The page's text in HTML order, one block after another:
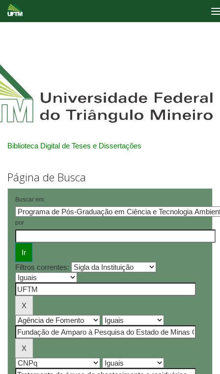
Biblioteca Digital de Teses e Dissertações
Página de Busca
Buscar em:
por
Filtros correntes: